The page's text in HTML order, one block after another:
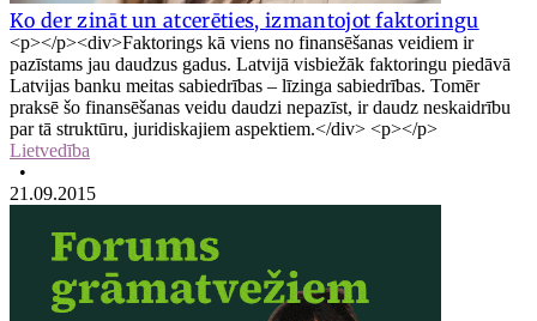
Ko der zināt un atcerēties, izmantojot faktoringu
<p></p><div>Faktorings kā viens no finansēšanas veidiem ir
pazīstams jau daudzus gadus. Latvijā visbiežāk faktoringu piedāvā
Latvijas banku meitas sabiedrības – līzinga sabiedrības. Tomēr
praksē šo finansēšanas veidu daudzi nepazīst, ir daudz neskaidrību
par tā struktūru, juridiskajiem aspektiem.</div> <p></p>
Lietvedība
•
21.09.2015